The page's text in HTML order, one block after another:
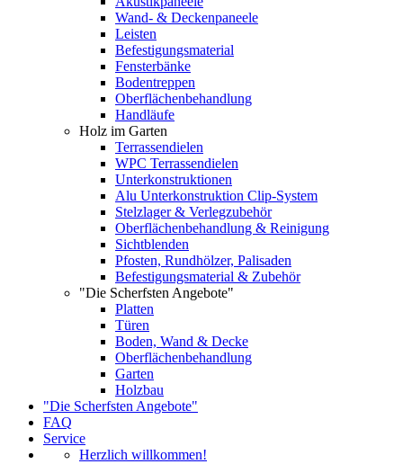
Wand- & Deckenpaneele
Leisten
Befestigungsmaterial
Fensterbänke
Bodentreppen
Oberflächenbehandlung
Handläufe
Holz im Garten
Terrassendielen
WPC Terrassendielen
Unterkonstruktionen
Alu Unterkonstruktion Clip-System
Stelzlager & Verlegzubehör
Oberflächenbehandlung & Reinigung
Sichtblenden
Pfosten, Rundhölzer, Palisaden
Befestigungsmaterial & Zubehör
"Die Scherfsten Angebote"
Platten
Türen
Boden, Wand & Decke
Oberflächenbehandlung
Garten
Holzbau
"Die Scherfsten Angebote"
FAQ
Service
Herzlich willkommen!